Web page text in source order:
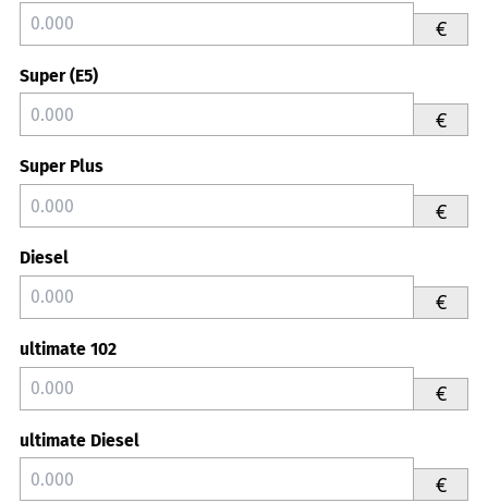
€
Super (E5)
€
Super Plus
€
Diesel
€
ultimate 102
€
ultimate Diesel
€